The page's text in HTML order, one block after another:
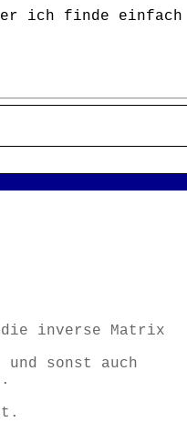
ich finde
die inverse Matrix
sonst auch